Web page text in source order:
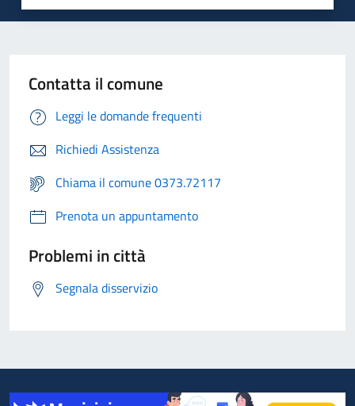
Contatta il comune
Leggi le domande frequenti
Richiedi Assistenza
Chiama il comune 0373.72117
Prenota un appuntamento
Problemi in città
Segnala disservizio